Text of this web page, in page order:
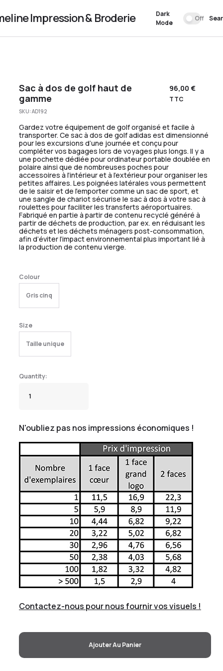
Impression & Broderie
Dark
Mode
Off
Sac à dos de golf haut de
gamme
96,00 €
TTC
SKU:AD192
Gardez votre équipement de golf organisé et facile à
transporter. Ce sac à dos de golf adidas est dimensionné
pour les excursions d’une journée et conçu pour
compléter vos bagages lors de voyages plus longs. Il y a
une pochette dédiée pour ordinateur portable doublée en
polaire ainsi que de nombreuses poches pour
accessoires à l’intérieur et à l’extérieur pour organiser les
petites affaires. Les poignées latérales vous permettent
de le saisir et de l’emporter comme un sac de sport, et
une sangle de chariot sécurise le sac à dos à votre sac à
roulettes pour faciliter les transferts aéroportuaires.
Fabriqué en partie à partir de contenu recyclé généré à
partir de déchets de production, par ex. en réduisant les
déchets et les déchets ménagers post-consommation,
afin d’éviter l’impact environnemental plus important lié à
la production de contenu vierge.
Colour
Gris cinq
Size
Taille unique
N'oubliez pas nos impressions économiques !
Contactez-nous pour nous fournir vos visuels !
Ajouter Au Panier